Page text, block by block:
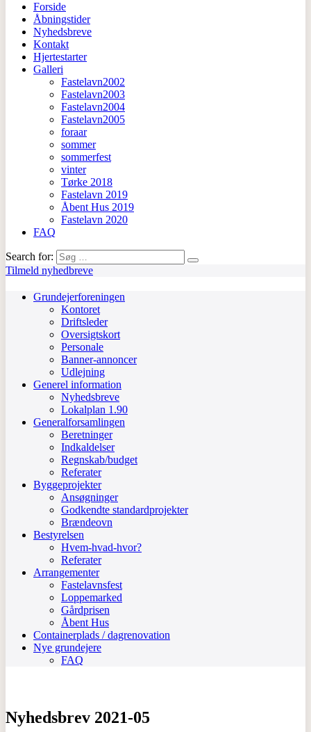
Forside
Åbningstider
Nyhedsbreve
Kontakt
Hjertestarter
Galleri
Fastelavn2002
Fastelavn2003
Fastelavn2004
Fastelavn2005
foraar
sommer
sommerfest
vinter
Tørke 2018
Fastelavn 2019
Åbent Hus 2019
Fastelavn 2020
FAQ
Search for:
Tilmeld nyhedbreve
Grundejerforeningen
Kontoret
Driftsleder
Oversigtskort
Personale
Banner-annoncer
Udlejning
Generel information
Nyhedsbreve
Lokalplan 1.90
Generalforsamlingen
Beretninger
Indkaldelser
Regnskab/budget
Referater
Byggeprojekter
Ansøgninger
Godkendte standardprojekter
Brændeovn
Bestyrelsen
Hvem-hvad-hvor?
Referater
Arrangementer
Fastelavnsfest
Loppemarked
Gårdprisen
Åbent Hus
Containerplads / dagrenovation
Nye grundejere
FAQ
Nyhedsbrev 2021-05